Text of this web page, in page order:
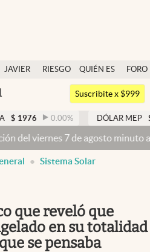
JAVIER
RIESGO
QUIÉN ES
QUIÉN
FORO
Argentina
México
Suscribite x $999
0.00% DÓLAR MEP $ 1523,92
7 de agosto minuto a minuto
Sistema Solar
que reveló que
en su totalidad
se pensaba